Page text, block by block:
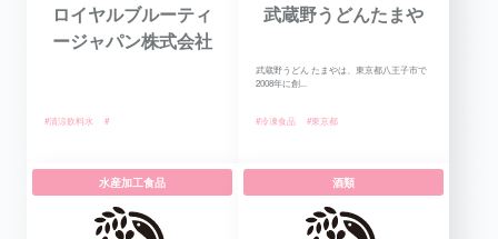
ロイヤルブルーティ
ージャパン株式会社
#清涼飲料水 #
武蔵野うどんたまや
武蔵野うどん たまやは、東京都八王子市で
2008年に創...
#冷凍食品 #東京都
水産加工食品 酒類